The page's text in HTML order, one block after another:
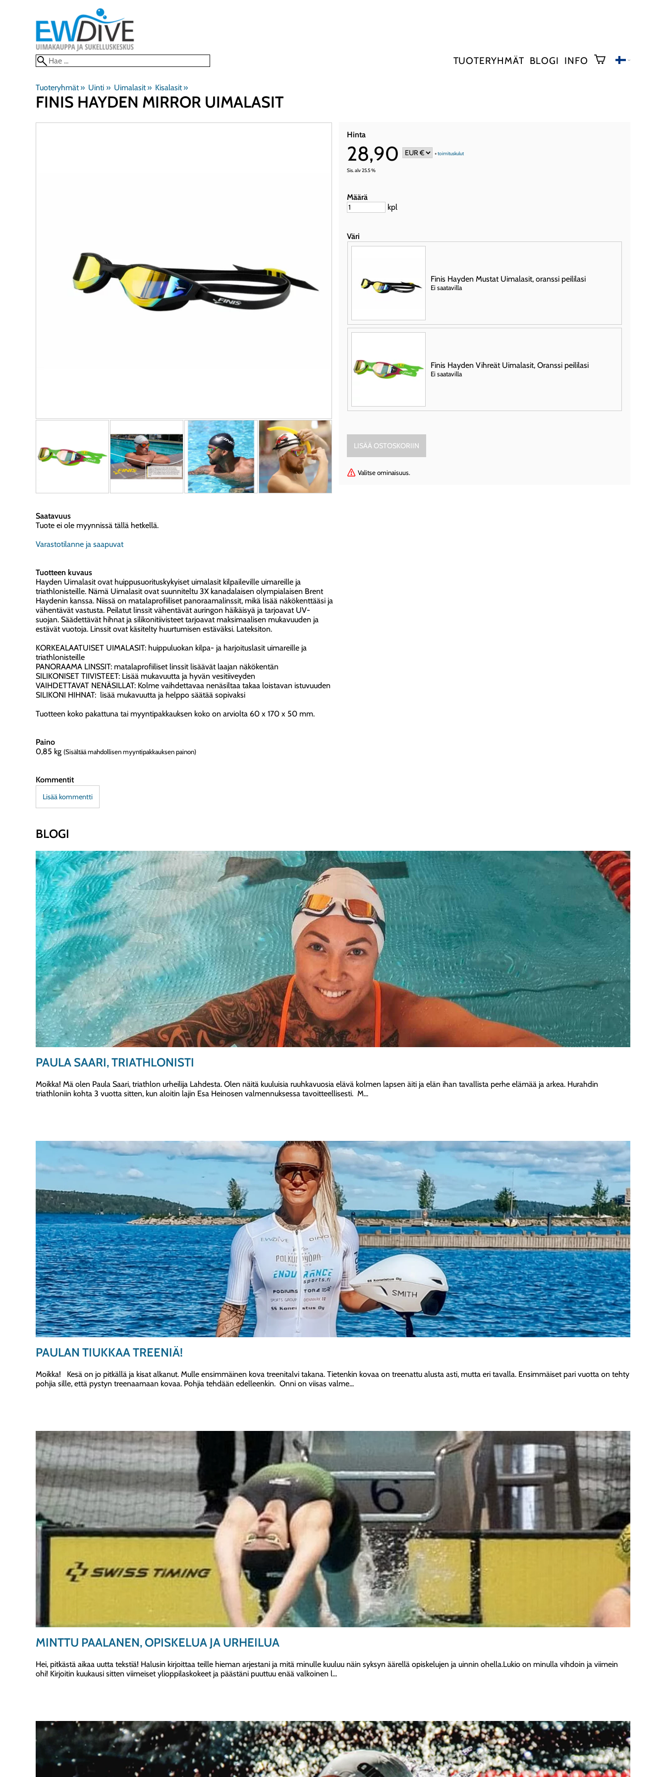
TUOTERYHMÄT BLOGI INFO
Tuoteryhmät ‪» Uinti ‪» Uimalasit ‪» Kisalasit ‪»
FINIS HAYDEN MIRROR UIMALASIT
Hinta
28,90 +toimituskulut
Sis. alv 25.5 %
Määrä
kpl
Väri
Finis Hayden Mustat Uimalasit, oranssi peililasi
Ei saatavilla
Finis Hayden Vihreät Uimalasit, Oranssi peililasi
Ei saatavilla
Valitse ominaisuus.
Saatavuus
Tuote ei ole myynnissä tällä hetkellä.
Varastotilanne ja saapuvat
Tuotteen kuvaus
Hayden Uimalasit ovat huippusuorituskykyiset uimalasit kilpaileville uimareille ja
triathlonisteille. Nämä Uimalasit ovat suunniteltu 3X kanadalaisen olympialaisen Brent
Haydenin kanssa. Niissä on matalaprofiiliset panoraamalinssit, mikä lisää näkökenttääsi ja
vähentävät vastusta. Peilatut linssit vähentävät auringon häikäisyä ja tarjoavat UV-
suojan. Säädettävät hihnat ja silikonitiivisteet tarjoavat maksimaalisen mukavuuden ja
estävät vuotoja. Linssit ovat käsitelty huurtumisen estäväksi. Lateksiton.
KORKEALAATUISET UIMALASIT: huippuluokan kilpa- ja harjoituslasit uimareille ja
triathlonisteille
PANORAAMA LINSSIT: matalaprofiiliset linssit lisäävät laajan näkökentän
SILIKONISET TIIVISTEET: Lisää mukavuutta ja hyvän vesitiiveyden
VAIHDETTAVAT NENÄSILLAT: Kolme vaihdettavaa nenäsiltaa takaa loistavan istuvuuden
SILIKONI HIHNAT: lisää mukavuutta ja helppo säätää sopivaksi
Tuotteen koko pakattuna tai myyntipakkauksen koko on arviolta 60 x 170 x 50 mm.
Paino
0,85 kg (Sisältää mahdollisen myyntipakkauksen painon)
Kommentit
Lisää kommentti
BLOGI
PAULA SAARI, TRIATHLONISTI
Moikka! Mä olen Paula Saari, triathlon urheilija Lahdesta. Olen näitä kuuluisia ruuhkavuosia elävä kolmen lapsen äiti ja elän ihan tavallista perhe elämää ja arkea. Hurahdin
triathloniin kohta 3 vuotta sitten, kun aloitin lajin Esa Heinosen valmennuksessa tavoitteellisesti. M...
PAULAN TIUKKAA TREENIÄ!
Moikka! Kesä on jo pitkällä ja kisat alkanut. Mulle ensimmäinen kova treenitalvi takana. Tietenkin kovaa on treenattu alusta asti, mutta eri tavalla. Ensimmäiset pari vuotta on tehty
pohjia sille, että pystyn treenaamaan kovaa. Pohjia tehdään edelleenkin. Onni on viisas valme...
MINTTU PAALANEN, OPISKELUA JA URHEILUA
Hei, pitkästä aikaa uutta tekstiä! Halusin kirjoittaa teille hieman arjestani ja mitä minulle kuuluu näin syksyn äärellä opiskelujen ja uinnin ohella.Lukio on minulla vihdoin ja viimein
ohi! Kirjoitin kuukausi sitten viimeiset ylioppilaskokeet ja päästäni puuttuu enää valkoinen l...